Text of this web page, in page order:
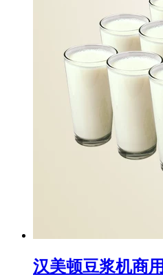
汉美顿豆浆机商